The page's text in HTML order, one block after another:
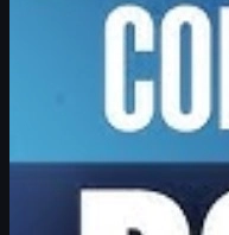
Daha fazla gör